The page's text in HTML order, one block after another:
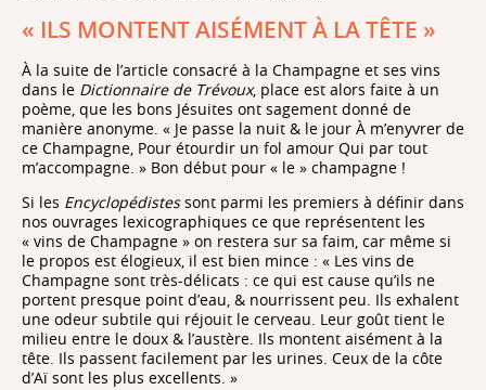
« ILS MONTENT AISÉMENT À LA TÊTE »
À la suite de l’article consacré à la Champagne et ses vins
dans le Dictionnaire de Trévoux, place est alors faite à un
poème, que les bons Jésuites ont sagement donné de
manière anonyme. « Je passe la nuit & le jour À m’enyvrer de
ce Champagne, Pour étourdir un fol amour Qui par tout
m’accompagne. » Bon début pour « le » champagne !
Si les Encyclopédistessont parmi les premiers à définir dans
nos ouvrages lexicographiques ce que représentent les
« vins de Champagne » on restera sur sa faim, car même si
le propos est élogieux, il est bien mince : « Les vins de
Champagne sont très-délicats : ce qui est cause qu’ils ne
portent presque point d’eau, & nourrissent peu. Ils exhalent
une odeur subtile qui réjouit le cerveau. Leur goût tient le
milieu entre le doux & l’austère. Ils montent aisément à la
tête. Ils passent facilement par les urines. Ceux de la côte
d’Aï sont les plus excellents. »